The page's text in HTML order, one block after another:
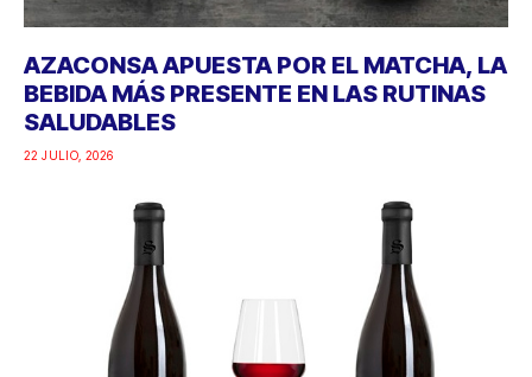
AZACONSA APUESTA POR EL MATCHA, LA
BEBIDA MÁS PRESENTE EN LAS RUTINAS
SALUDABLES
22 JULIO, 2026